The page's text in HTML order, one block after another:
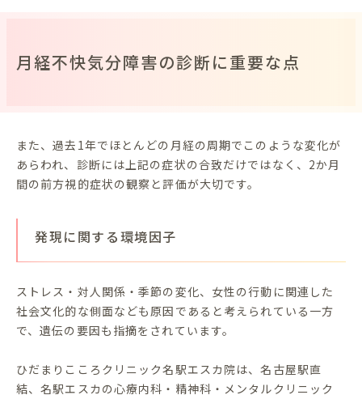
月経不快気分障害の診断に重要な点
また、過去1年でほとんどの月経の周期でこのような変化が
あらわれ、診断には上記の症状の合致だけではなく、2か月
間の前方視的症状の観察と評価が大切です。
発現に関する環境因子
ストレス・対人関係・季節の変化、女性の行動に関連した
社会文化的な側面なども原因であると考えられている一方
で、遺伝の要因も指摘をされています。
ひだまりこころクリニック名駅エスカ院は、名古屋駅直
結、名駅エスカの心療内科・精神科・メンタルクリニック